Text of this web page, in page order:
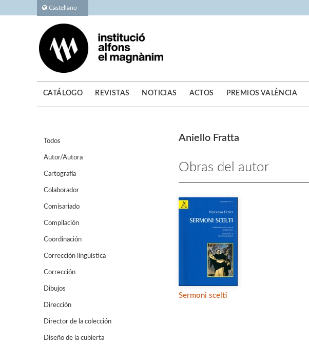
Castellano
CATÁLOGO REVISTAS NOTICIAS ACTOS PREMIOS VALÈNCIA
Todos
Autor/Autora
Cartografía
Colaborador
Comisariado
Compilación
Coordinación
Corrección lingüística
Corrección
Dibujos
Dirección
Director de la colección
Diseño de la cubierta
Aniello Fratta
Obras del autor
Sermoni scelti